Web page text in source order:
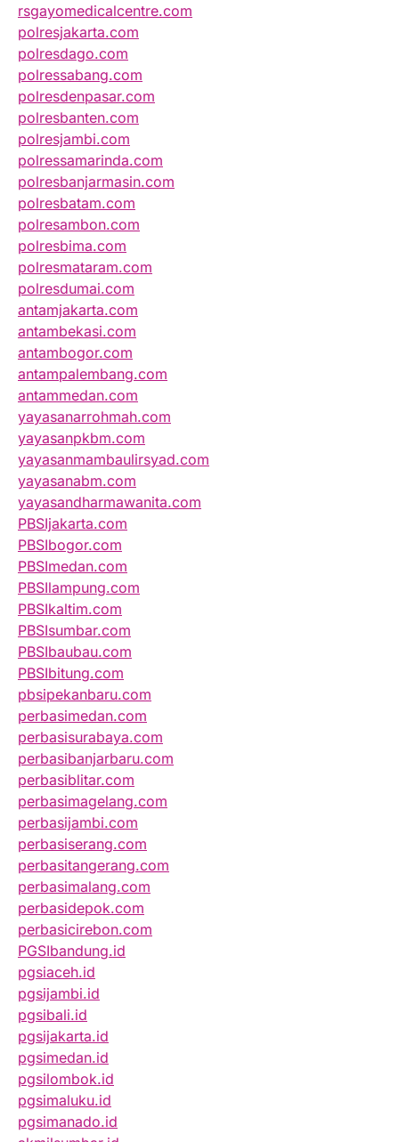
rsgayomedicalcentre.com
polresjakarta.com
polresdago.com
polressabang.com
polresdenpasar.com
polresbanten.com
polresjambi.com
polressamarinda.com
polresbanjarmasin.com
polresbatam.com
polresambon.com
polresbima.com
polresmataram.com
polresdumai.com
antamjakarta.com
antambekasi.com
antambogor.com
antampalembang.com
antammedan.com
yayasanarrohmah.com
yayasanpkbm.com
yayasanmambaulirsyad.com
yayasanabm.com
yayasandharmawanita.com
PBSIjakarta.com
PBSIbogor.com
PBSImedan.com
PBSIlampung.com
PBSIkaltim.com
PBSIsumbar.com
PBSIbaubau.com
PBSIbitung.com
pbsipekanbaru.com
perbasimedan.com
perbasisurabaya.com
perbasibanjarbaru.com
perbasiblitar.com
perbasimagelang.com
perbasijambi.com
perbasiserang.com
perbasitangerang.com
perbasimalang.com
perbasidepok.com
perbasicirebon.com
PGSIbandung.id
pgsiaceh.id
pgsijambi.id
pgsibali.id
pgsijakarta.id
pgsimedan.id
pgsilombok.id
pgsimaluku.id
pgsimanado.id